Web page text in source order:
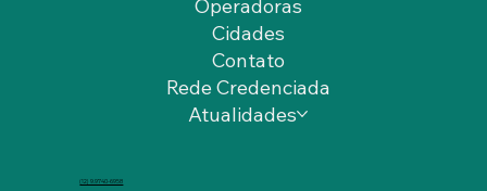
Operadoras
Cidades
Contato
Rede Credenciada
Atualidades
(12) 9.9740-6958